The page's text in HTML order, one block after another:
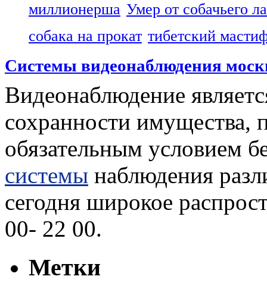
миллионерша Умер от собачьего
собака на прокат тибетский
Системы видеонаблюдения
Видеонаблюдение
сохранности имущества,
обязательным условием
системы наблюдения
сегодня широкое
00- 22 00.
Метки